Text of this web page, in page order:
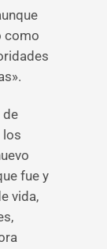
como
de
los
fue y
vida,